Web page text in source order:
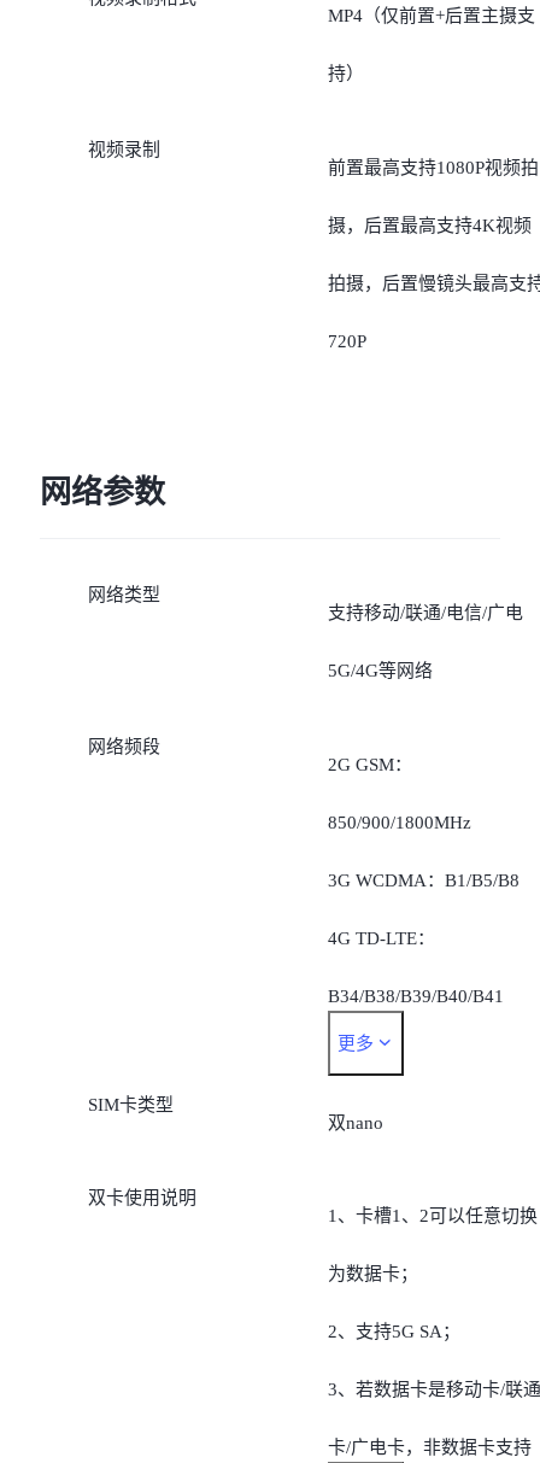
影、超级月亮、专业模式
美食模式、扫描
MP4（仅前置+后置主摄支
持）
视频录制
前置最高支持1080P视频拍
摄，后置最高支持4K视频
拍摄，后置慢镜头最高支
720P
网络参数
网络类型
支持移动/联通/电信/广电
5G/4G等网络
网络频段
2G GSM：
850/900/1800MHz
3G WCDMA：B1/B5/B8
4G TD-LTE：
B34/B38/B39/B40/B41
4G FDD-LTE：
B1/B3/B5/B8/B28A
n1/n3/n5/n8/n28A/n38/
41/n77/n78
注：实时网络功能可用性
决于运营商网络可用性、
更多
SIM卡类型
双nano
双卡使用说明
1、卡槽1、2可以任意切换
为数据卡；
2、支持5G SA；
3、若数据卡是移动卡/联通
卡/广电卡，非数据卡支持